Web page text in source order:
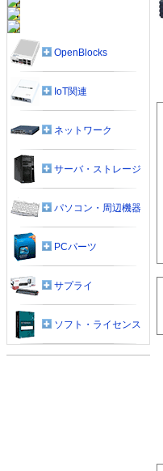
OpenBlocks
IoT関連
ネットワーク
サーバ・ストレージ
パソコン・周辺機器
PCパーツ
サプライ
ソフト・ライセンス